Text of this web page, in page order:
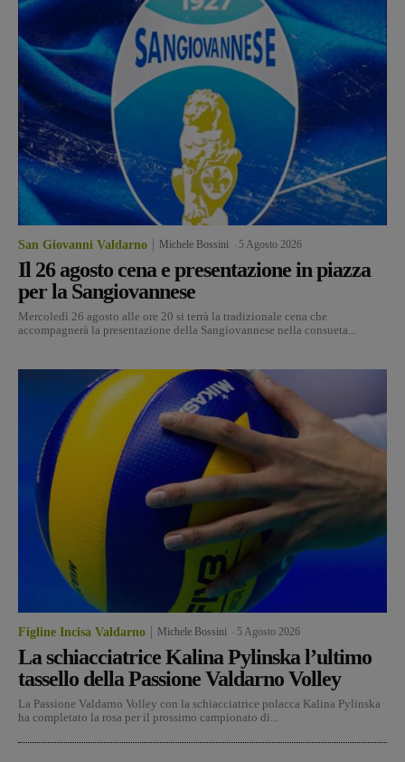
San Giovanni Valdarno Michele Bossini 5 Agosto 2026
Il 26 agosto cena e presentazione in piazza
per la Sangiovannese
Mercoledì 26 agosto alle ore 20 si terrà la tradizionale cena che
accompagnerà la presentazione della Sangiovannese nella consueta...
Figline Incisa Valdarno Michele Bossini 5 Agosto 2026
La schiacciatrice Kalina Pylinska l’ultimo
tassello della Passione Valdarno Volley
La Passione Valdarno Volley con la schiacciatrice polacca Kalina Pylinska
ha completato la rosa per il prossimo campionato di...